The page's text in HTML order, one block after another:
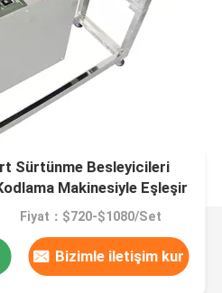
Sürtünme Besleyicileri
Makinesiyle Eşleşir
Fiyat：$720-$1080/Set
Bizimle iletişim kur